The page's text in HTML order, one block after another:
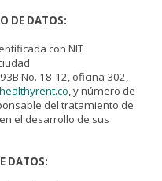
DE DATOS:
con NIT
No. 18-12, oficina 302,
, y número de
del tratamiento de
el desarrollo de sus
DATOS: